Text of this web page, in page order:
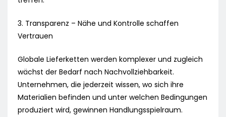
3. Transparenz – Nähe und Kontrolle schaffen
Vertrauen
Globale Lieferketten werden komplexer und zugleich
wächst der Bedarf nach Nachvollziehbarkeit.
Unternehmen, die jederzeit wissen, wo sich ihre
Materialien befinden und unter welchen Bedingungen
produziert wird, gewinnen Handlungsspielraum.